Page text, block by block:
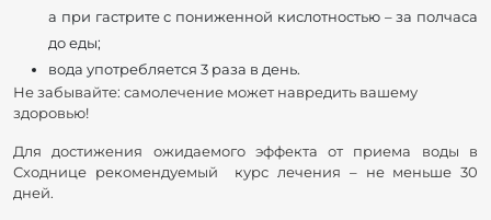
а при гастрите с пониженной кислотностью – за полчаса
до еды;
вода употребляется 3 раза в день.
Не забывайте: самолечение может навредить вашему
здоровью!
Для достижения ожидаемого эффекта от приема воды в
Сходнице рекомендуемый курс лечения – не меньше 30
дней.